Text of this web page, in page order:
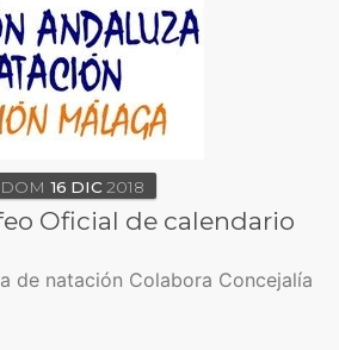
DOM 16 DIC 2018
Oficial de calendario
de natación Colabora Concejalía